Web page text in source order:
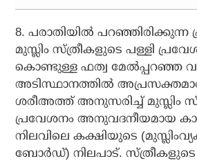
8. പരാതിയില്‍ പറഞ്ഞിരിക്കുന്ന
മുസ്ലിം സ്ത്രീകളുടെ പള്ളി
കൊണ്ടുള്ള ഫത്വ മേല്‍പ്പറഞ്ഞ
അടിസ്ഥാനത്തില്‍
ശരീഅത്ത് അനുസരിച്ച് മുസ്ലിം
പ്രവേശനം അനുവദനീയമായ
നിലവിലെ കക്ഷിയുടെ
ബോര്‍ഡ്) നിലപാട്. സ്ത്രീകളുടെ